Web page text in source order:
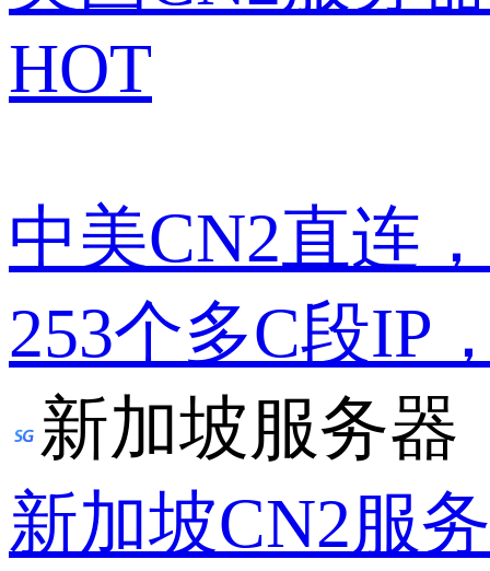
HOT
中美CN2直连
253个多C段IP
新加坡服务器
新加坡CN2服